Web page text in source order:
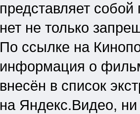
представляет
нет не только
По ссылке на
информация о
внесён в список
на Яндекс.Видео,